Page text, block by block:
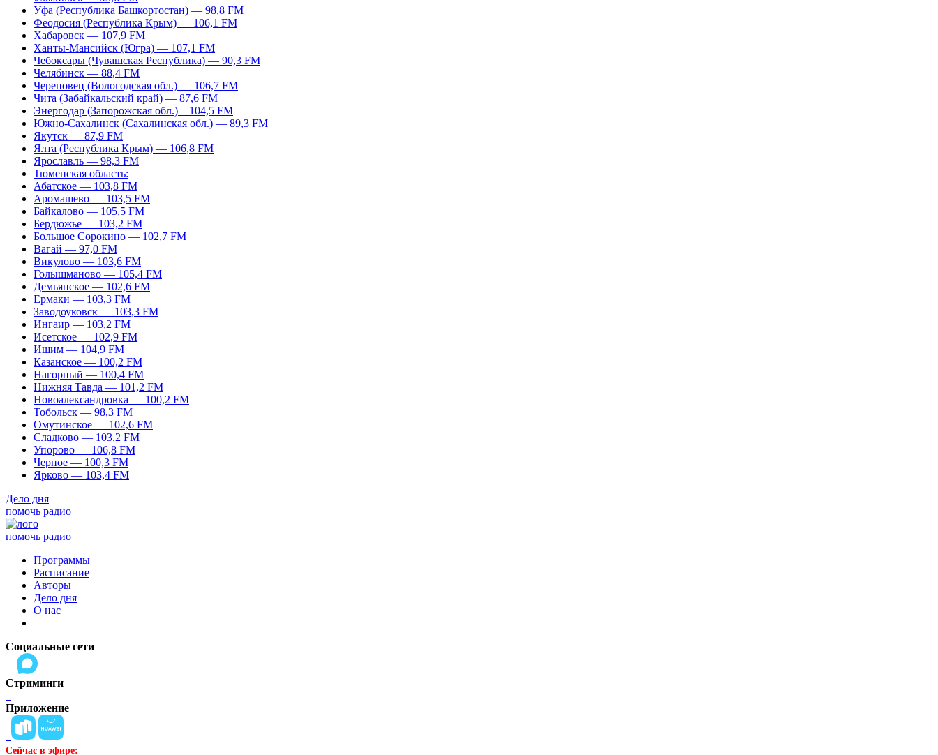
Уфа (Республика Башкортостан) — 98,8 FM
Феодосия (Республика Крым) — 106,1 FM
Хабаровск — 107,9 FM
Ханты-Мансийск (Югра) — 107,1 FM
Чебоксары (Чувашская Республика) — 90,3 FM
Челябинск — 88,4 FM
Череповец (Вологодская обл.) — 106,7 FM
Чита (Забайкальский край) — 87,6 FM
Энергодар (Запорожская обл.) – 104,5 FM
Южно-Сахалинск (Сахалинская обл.) — 89,3 FM
Якутск — 87,9 FM
Ялта (Республика Крым) — 106,8 FM
Ярославль — 98,3 FM
Тюменская область:
Абатское — 103,8 FM
Аромашево — 103,5 FM
Байкалово — 105,5 FM
Бердюжье — 103,2 FM
Большое Сорокино — 102,7 FM
Вагай — 97,0 FM
Викулово — 103,6 FM
Голышманово — 105,4 FM
Демьянское — 102,6 FM
Ермаки — 103,3 FM
Заводоуковск — 103,3 FM
Ингаир — 103,2 FM
Исетское — 102,9 FM
Ишим — 104,9 FM
Казанское — 100,2 FM
Нагорный — 100,4 FM
Нижняя Тавда — 101,2 FM
Новоалександровка — 100,2 FM
Тобольск — 98,3 FM
Омутинское — 102,6 FM
Сладково — 103,2 FM
Упорово — 106,8 FM
Черное — 100,3 FM
Ярково — 103,4 FM
Дело дня
помочь радио
помочь радио
Программы
Расписание
Авторы
Дело дня
О нас
Социальные сети
Стриминги
Приложение
Сейчас в эфире: